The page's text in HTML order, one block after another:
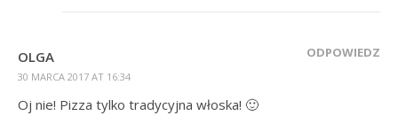
OLGA
30 MARCA 2017 AT 16:34
ODPOWIEDZ
Oj nie! Pizza tylko tradycyjna włoska! 🙂